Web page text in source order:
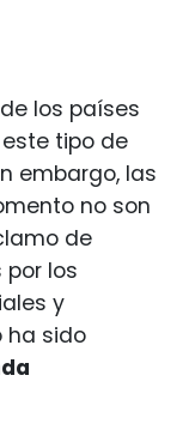
los países
tipo de
embargo, las
no son
de
los
y
ha sido